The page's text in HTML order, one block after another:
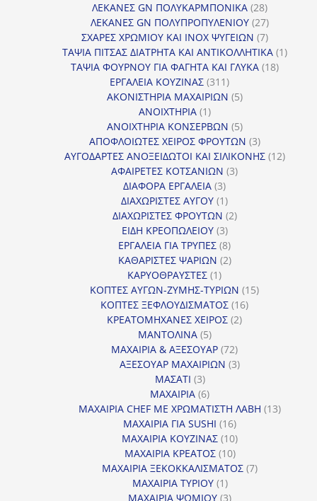
προϊόντα
ΛΕΚΑΝΕΣ GN ΠΟΛΥΚΑΡΜΠΟΝΙΚΑ 2828
προϊόντα
ΛΕΚΑΝΕΣ GN ΠΟΛΥΠΡΟΠΥΛΕΝΙΟΥ 2727
προϊόντα
ΣΧΑΡΕΣ ΧΡΩΜΙΟΥ ΚΑΙ INOX ΨΥΓΕΙΩΝ 77
προϊόντα
ΤΑΨΙΑ ΠΙΤΣΑΣ ΔΙΑΤΡΗΤΑ ΚΑΙ ΑΝΤΙΚΟΛΛΗΤΙΚΑ 11
ΤΑΨΙΑ ΦΟΥΡΝΟΥ ΓΙΑ ΦΑΓΗΤΑ ΚΑΙ ΓΛΥΚΑ 1818
ΕΡΓΑΛΕΙΑ ΚΟΥΖΙΝΑΣ 311311
προϊόντα
ΑΚΟΝΙΣΤΗΡΙΑ ΜΑΧΑΙΡΙΩΝ 55
ΑΝΟΙΧΤΗΡΙΑ 11
προϊόν
ΑΝΟΙΧΤΗΡΙΑ ΚΟΝΣΕΡΒΩΝ 55
προϊόντα
ΑΠΟΦΛΟΙΩΤΕΣ ΧΕΙΡΟΣ ΦΡΟΥΤΩΝ 33
προϊόντα
ΑΥΓΟΔΑΡΤΕΣ ΑΝΟΞΕΙΔΩΤΟΙ ΚΑΙ ΣΙΛΙΚΟΝΗΣ 1212
ΑΦΑΙΡΕΤΕΣ ΚΟΤΣΑΝΙΩΝ 33
ΔΙΑΦΟΡΑ ΕΡΓΑΛΕΙΑ 33
προϊόντα
ΔΙΑΧΩΡΙΣΤΕΣ ΑΥΓΟΥ 11
προϊόν
ΔΙΑΧΩΡΙΣΤΕΣ ΦΡΟΥΤΩΝ 22
ΕΙΔΗ ΚΡΕΟΠΩΛΕΙΟΥ 33
προϊόντα
ΕΡΓΑΛΕΙΑ ΓΙΑ ΤΡΥΠΕΣ 88
προϊόντα
ΚΑΘΑΡΙΣΤΕΣ ΨΑΡΙΩΝ 22
ΚΑΡΥΟΘΡΑΥΣΤΕΣ 11
προϊόν
ΚΟΠΤΕΣ ΑΥΓΩΝ-ΖΥΜΗΣ-ΤΥΡΙΩΝ 1515
ΚΟΠΤΕΣ ΞΕΦΛΟΥΔΙΣΜΑΤΟΣ 1616
ΚΡΕΑΤΟΜΗΧΑΝΕΣ ΧΕΙΡΟΣ 22
ΜΑΝΤΟΛΙΝΑ 55
προϊόντα
ΜΑΧΑΙΡΙΑ & ΑΞΕΣΟΥΑΡ 7272
προϊόντα
ΑΞΕΣΟΥΑΡ ΜΑΧΑΙΡΙΩΝ 33
ΜΑΣΑΤΙ 33
προϊόντα
ΜΑΧΑΙΡΙΑ 66
προϊόντα
ΜΑΧΑΙΡΙΑ CHEF ΜΕ ΧΡΩΜΑΤΙΣΤΗ ΛΑΒΗ 1313
ΜΑΧΑΙΡΙΑ ΓΙΑ SUSHI 1616
προϊόντα
ΜΑΧΑΙΡΙΑ ΚΟΥΖΙΝΑΣ 1010
προϊόντα
ΜΑΧΑΙΡΙΑ ΚΡΕΑΤΟΣ 1010
προϊόντα
ΜΑΧΑΙΡΙΑ ΞΕΚΟΚΚΑΛΙΣΜΑΤΟΣ 77
ΜΑΧΑΙΡΙΑ ΤΥΡΙΟΥ 11
προϊόν
ΜΑΧΑΙΡΙΑ ΨΩΜΙΟΥ 33